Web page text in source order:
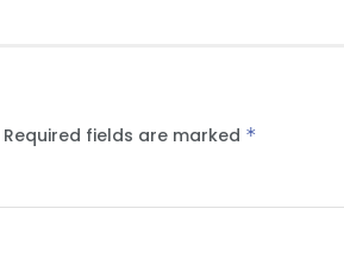
Required fields are marked *